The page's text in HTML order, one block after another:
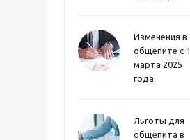
Изменения в
общепите с 1
марта 2025
года
Льготы для
общепита в